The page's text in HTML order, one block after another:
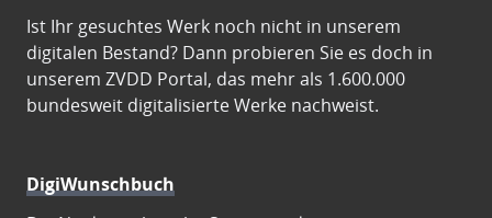
Ist Ihr gesuchtes Werk noch nicht in unserem
digitalen Bestand? Dann probieren Sie es doch in
unserem ZVDD Portal, das mehr als 1.600.000
bundesweit digitalisierte Werke nachweist.
DigiWunschbuch